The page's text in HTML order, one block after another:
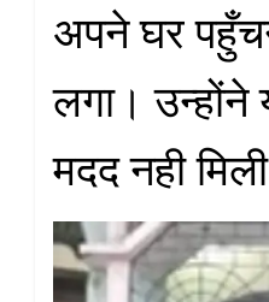
अपने घर
लगा। उन्होंने
मदद नही